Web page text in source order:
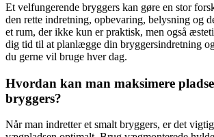
Et velfungerende bryggers kan gøre en stor
den rette indretning, opbevaring, belysning og
et rum, der ikke kun er praktisk, men også
dig tid til at planlægge din bryggersindretning
du gerne vil bruge hver dag.
Hvordan kan man maksimere
bryggers?
Når man indretter et smalt bryggers, er det